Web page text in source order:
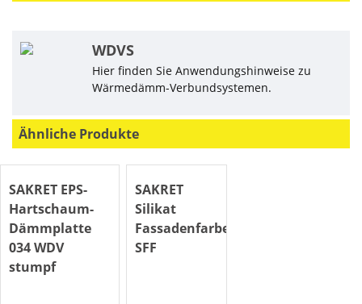
WDVS
Hier finden Sie Anwendungshinweise zu
Wärmedämm-Verbundsystemen.
Ähnliche Produkte
SAKRET EPS-
Hartschaum-
Dämmplatte
034 WDV
stumpf
SAKRET
Silikat
Fassadenfarbe
SFF